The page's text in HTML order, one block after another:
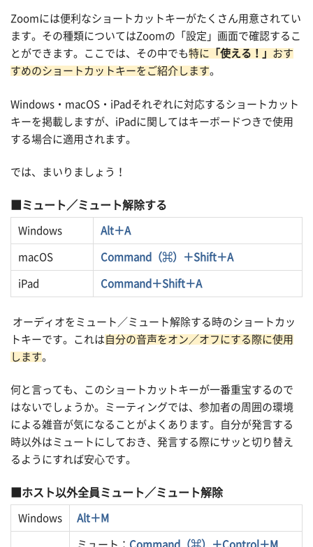
Zoomには便利なショートカットキーがたくさん用意されてい
ます。その種類についてはZoomの「設定」画面で確認するこ
とができます。ここでは、その中でも特に 「使える！」 おす
すめのショートカットキーをご紹介します。
Windows・macOS・iPadそれぞれに対応するショートカット
キーを掲載しますが、iPadに関してはキーボードつきで使用
する場合に適用されます。
では、まいりましょう！
ミュート／ミュート解除する
Windows Alt＋A
macOS Command（⌘）＋Shift＋A
iPad Command＋Shift＋A
オーディオをミュート／ミュート解除する時のショートカッ
トキーです。これは 自分の音声をオン／オフにする際に使用
します。
何と言っても、このショートカットキーが一番重宝するので
はないでしょうか。ミーティングでは、参加者の周囲の環境
による雑音が気になることがよくあります。自分が発言する
時以外はミュートにしておき、発言する際にサッと切り替え
るようにすれば安心です。
ホスト以外全員ミュート／ミュート解除
Windows Alt＋M
ミュート： Command（⌘）＋Control＋M